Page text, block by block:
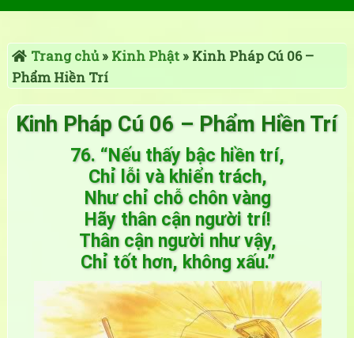
Trang chủ» Kinh Phật» Kinh Pháp Cú 06 –
Phẩm Hiền Trí
Kinh Pháp Cú 06 – Phẩm Hiền Trí
76. “Nếu thấy bậc hiền trí,
Chỉ lỗi và khiển trách,
Như chỉ chỗ chôn vàng
Hãy thân cận người trí!
Thân cận người như vậy,
Chỉ tốt hơn, không xấu.”